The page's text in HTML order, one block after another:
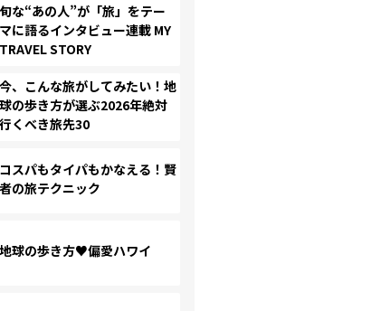
旬な“あの人”が「旅」をテー
マに語るインタビュー連載 MY
TRAVEL STORY
今、こんな旅がしてみたい！地
球の歩き方が選ぶ2026年絶対
行くべき旅先30
コスパもタイパもかなえる！賢
者の旅テクニック
地球の歩き方♥偏愛ハワイ